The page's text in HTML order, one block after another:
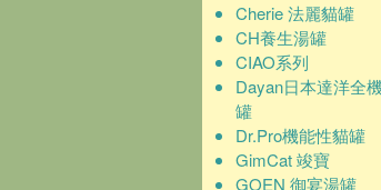
Cherie 法麗貓罐
CH養生湯罐
CIAO系列
Dayan日本達洋全
罐
Dr.Pro機能性貓罐
GimCat 竣寶
GOEN 御宴湯罐